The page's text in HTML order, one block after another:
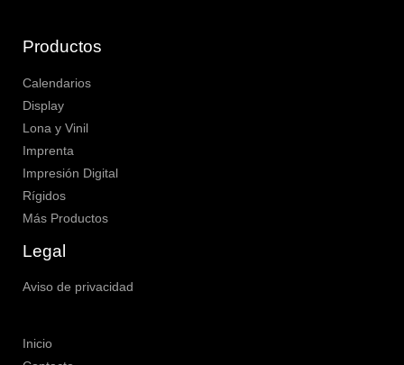
Productos
Calendarios
Display
Lona y Vinil
Imprenta
Impresión Digital
Rígidos
Más Productos
Legal
Aviso de privacidad
Inicio